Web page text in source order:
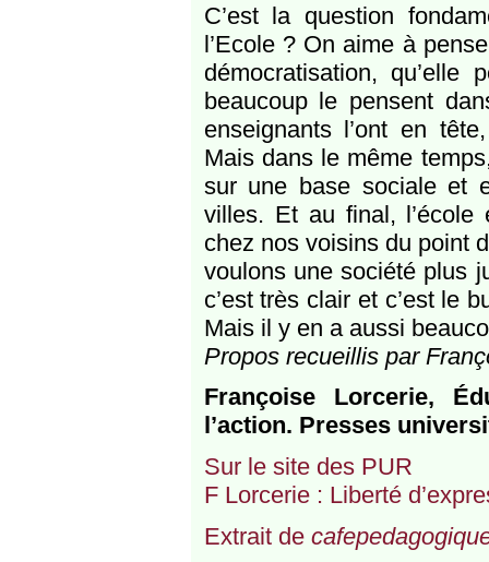
C’est la question
l’Ecole ? On aime à
démocratisation,
beaucoup le pensent
enseignants l’ont en
Mais dans le même
sur une base sociale et
villes. Et au final,
chez nos voisins du point
voulons une société plus
c’est très clair et c’est le
Mais il y en a aussi
Propos recueillis par
Françoise Lorcerie,
l’action. Presses
Sur le site des PUR
F Lorcerie : Liberté
Extrait de